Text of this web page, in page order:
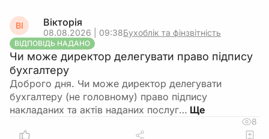
ВІ Вікторія
08.08.2026 | 09:38Бухоблік та фінзвітність
ВІДПОВІДЬ НАДАНО
Чи може директор делегувати право підпису
бухгалтеру
Доброго дня. Чи може директор делегувати
бухгалтеру (не головному) право підпису
накладаних та актів наданих послуг…
8